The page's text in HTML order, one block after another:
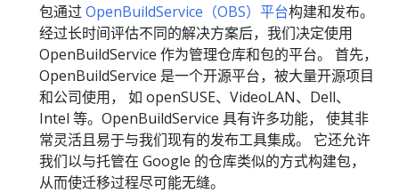
包通过 OpenBuildService（OBS）平台构建和发布。
经过长时间评估不同的解决方案后，我们决定使用
OpenBuildService 作为管理仓库和包的平台。 首先，
OpenBuildService 是一个开源平台，被大量开源项目
和公司使用， 如 openSUSE、VideoLAN、Dell、
Intel 等。OpenBuildService 具有许多功能， 使其非
常灵活且易于与我们现有的发布工具集成。 它还允许
我们以与托管在 Google 的仓库类似的方式构建包，
从而使迁移过程尽可能无缝。